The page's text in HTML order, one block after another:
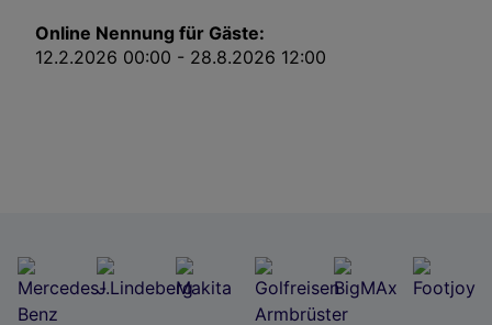
Online Nennung für Gäste:
12.2.2026 00:00 - 28.8.2026 12:00